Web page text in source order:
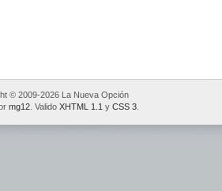
© 2009-2026 La Nueva Opción
mg12 . Valido XHTML 1.1 y CSS 3